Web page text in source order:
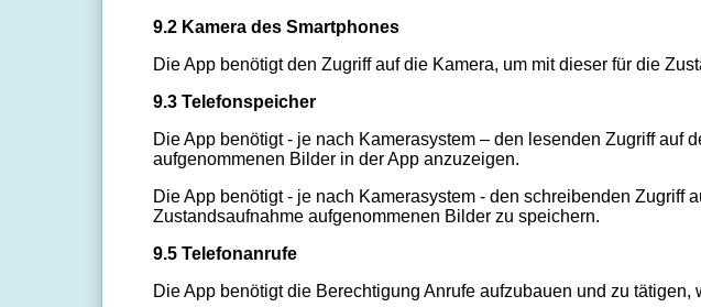
9.2 Kamera des Smartphones
Die App benötigt den Zugriff auf die Kamera, um mit dieser für die
9.3 Telefonspeicher
Die App benötigt - je nach Kamerasystem – den lesenden Zugriff
aufgenommenen Bilder in der App anzuzeigen.
Die App benötigt - je nach Kamerasystem - den schreibenden Zugriff
Zustandsaufnahme aufgenommenen Bilder zu speichern.
9.5 Telefonanrufe
Die App benötigt die Berechtigung Anrufe aufzubauen und zu